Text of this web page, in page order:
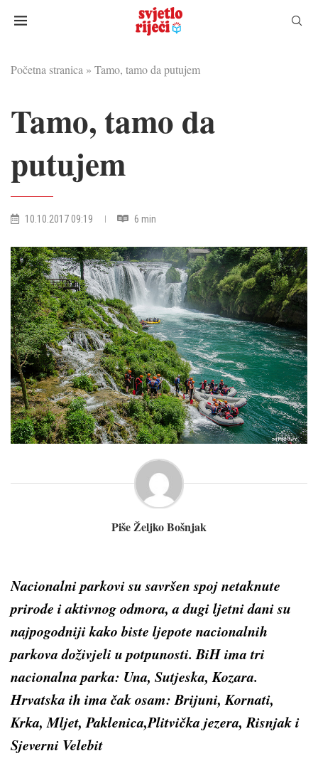
Početna stranica » Tamo, tamo da putujem
Tamo, tamo da
putujem
10.10.2017 09:19 6 min
Piše Željko Bošnjak
Nacionalni parkovi su savršen spoj netaknute
prirode i aktivnog odmora, a dugi ljetni dani su
najpogodniji kako biste ljepote nacionalnih
parkova doživjeli u potpunosti. BiH ima tri
nacionalna parka: Una, Sutjeska, Kozara.
Hrvatska ih ima čak osam:Brijuni, Kornati,
Krka, Mljet, Paklenica,Plitvička jezera, Risnjak i
Sjeverni Velebit